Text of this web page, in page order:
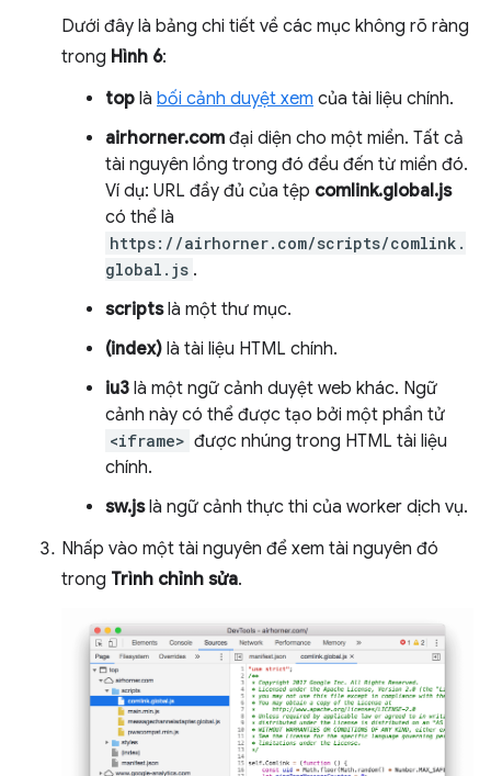
Dưới đây là bảng chi tiết về các mục không rõ ràng
trong Hình 6:
top là bối cảnh duyệt xem của tài liệu chính.
airhorner.com đại diện cho một miền. Tất cả
tài nguyên lồng trong đó đều đến từ miền đó.
Ví dụ: URL đầy đủ của tệp comlink.global.js
có thể là
https://airhorner.com/scripts/comlink.
global.js .
scriptslà một thư mục.
(index) là tài liệu HTML chính.
iu3 là một ngữ cảnh duyệt web khác. Ngữ
cảnh này có thể được tạo bởi một phần tử
<iframe> được nhúng trong HTML tài liệu
chính.
sw.jslà ngữ cảnh thực thi của worker dịch vụ.
Nhấp vào một tài nguyên để xem tài nguyên đó
trong Trình chỉnh sửa.